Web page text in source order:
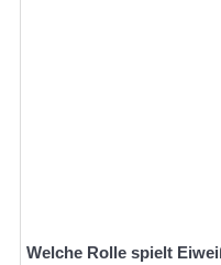
Welche Rolle spielt